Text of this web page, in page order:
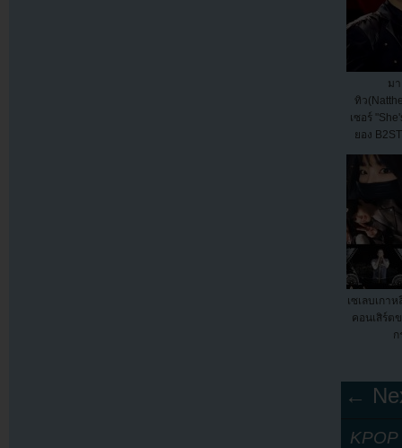
ม
ทิว
เซอร์
ยอง
เซเลบเกา
คอนเสิร์ต
ก
←